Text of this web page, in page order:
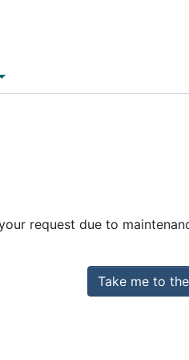
request due to
Take me to